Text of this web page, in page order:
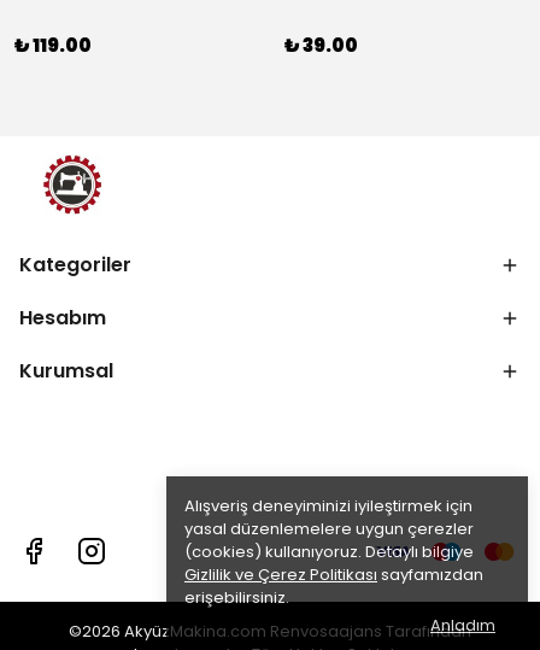
Alışveriş deneyiminizi iyileştirmek için
yasal düzenlemelere uygun çerezler
(cookies) kullanıyoruz. Detaylı bilgiye
Gizlilik ve Çerez Politikası sayfamızdan
erişebilirsiniz.
Anladım
₺ 119.00 ₺ 39.00
Kategoriler
Hesabım
Kurumsal
©2026 AkyüzMakina.com Renvosaajans Tarafından